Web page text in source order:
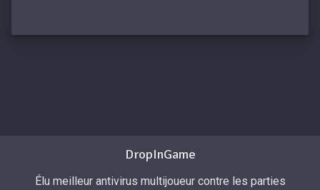
DropInGame
Élu meilleur antivirus multijoueur contre les parties